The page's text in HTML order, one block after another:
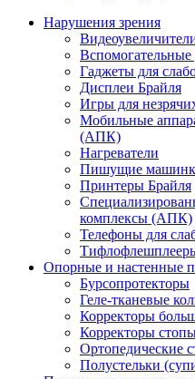
Нарушения зрения
Вспомогательные
Гаджеты для
Дисплеи Брайля
Игры для
Мобильные
(АПК)
Нагреватели
Пишущие
Принтеры Брайля
комплексы (АПК)
Телефоны для
Опорные и настенные
Бурсопротекторы
Геле-тканевые
Корректоры
Корректоры
Ортопедические
Полустельки